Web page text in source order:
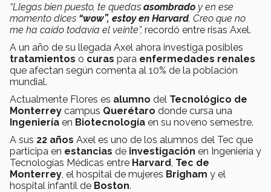
“Llegas bien puesto, te quedas asombrado y en ese
momento dices “wow”, estoy en Harvard. Creo que no
me ha caído todavía el veinte”, recordó entre risas Axel.
A un año de su llegada Axel ahora investiga posibles
tratamientos o curas para enfermedades renales
que afectan según comenta al 10% de la población
mundial.
Actualmente Flores es alumno del Tecnológico de
Monterrey campus Querétaro donde cursa una
Ingeniería en Biotecnología en su noveno semestre.
A sus 22 años Axel es uno de los alumnos del Tec que
participa en estancias de investigación en Ingeniería y
Tecnologías Médicas entre Harvard Tec de
Monterrey , el hospital de mujeres Brigham y el
hospital infantil de Boston.